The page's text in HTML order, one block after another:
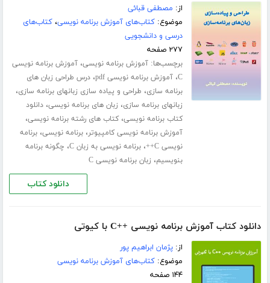
از: مصطفی قبائی
موضوع:کتاب‌های آموزش برنامه نویسی،کتاب‌های
درسی و دانشجویی
۲۷۷ صفحه
برچسب‌ها:آموزش برنامه نویسی،آموزش برنامه نویسی
C،آموزش برنامه نویسی pdf ،درس طراحی زبان های
برنامه سازی، طراحی و پیاده سازی زبانهای برنامه سازی،
زبانهای برنامه سازی، زبان های برنامه نویسی،دانلود
کتاب برنامه نویسی،کتاب های رشته برنامه نویسی،
آموزش برنامه نویسی کامپیوتر،برنامه نویسی،برنامه
نویسی C++
،برنامه نویسی به زبان C ، چگونه برنامه
بنویسیم، زبان برنامه نویسی C
دانلود کتاب
دانلود کتاب آموزش برنامه نویسی ++C با کیوتی
از:پژمان ابراهیم پور
موضوع:کتاب‌های آموزش برنامه نویسی
۱۴۴ صفحه